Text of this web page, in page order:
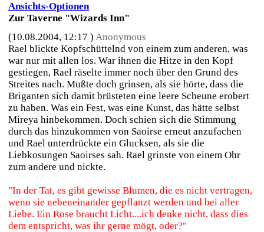
Ansichts-Optionen
Zur Taverne "Wizards Inn"
(10.08.2004, 12:17 ) Anonymous
Rael blickte Kopfschüttelnd von einem zum anderen, was
war nur mit allen los. War ihnen die Hitze in den Kopf
gestiegen, Rael räselte immer noch über den Grund des
Streites nach. Mußte doch grinsen, als sie hörte, dass die
Briganten sich damit brüsteten eine leere Scheune erobert
zu haben. Was ein Fest, was eine Kunst, das hätte selbst
Mireya hinbekommen. Doch schien sich die Stimmung
durch das hinzukommen von Saoirse erneut anzufachen
und Rael unterdrückte ein Glucksen, als sie die
Liebkosungen Saoirses sah. Rael grinste von einem Ohr
zum andere und nickte.
"In der Tat, es gibt gewisse Blumen, die es nicht vertragen,
wenn sie nebeneinander gepflanzt werden und bei aller
Liebe. Ein Rose braucht Licht....ich denke nicht, dass dies
dem entspricht, was ihr gerne mögt, oder?"